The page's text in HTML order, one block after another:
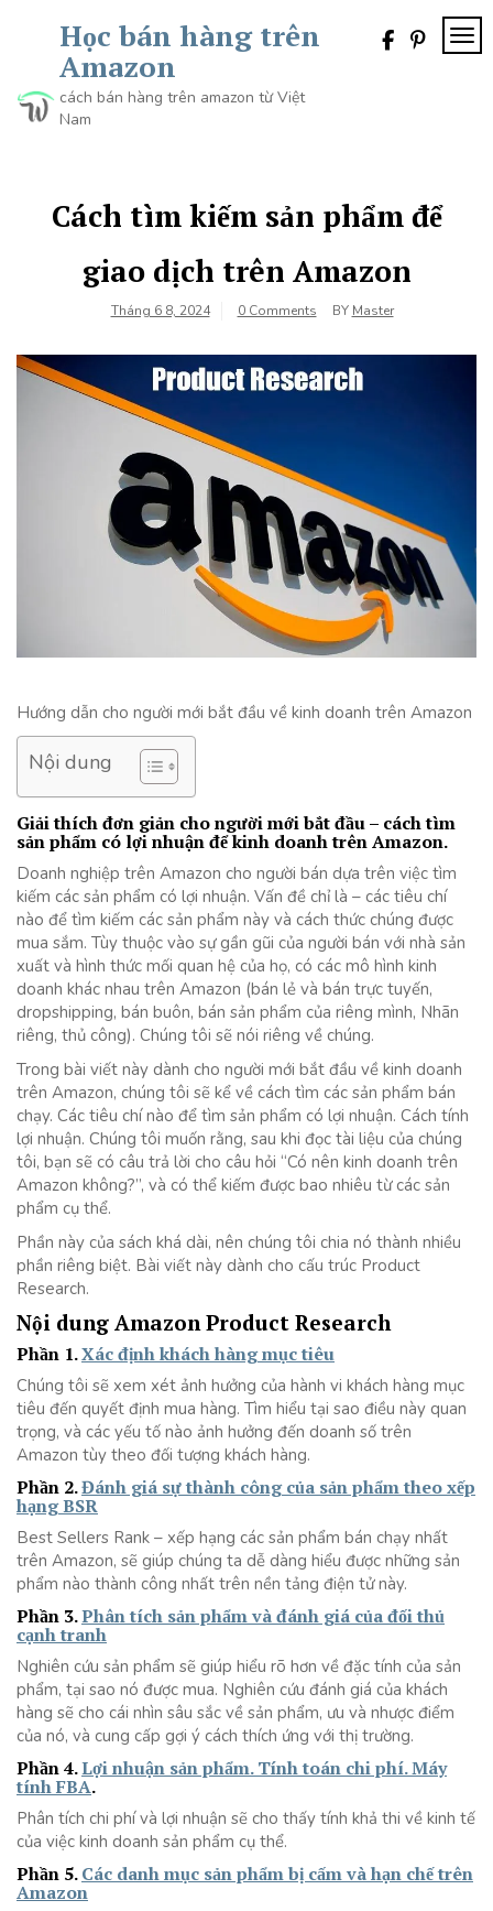
Học bán hàng trên
Amazon
cách bán hàng trên amazon từ Việt
Nam
Cách tìm kiếm sản phẩm để
giao dịch trên Amazon
Tháng 6 8, 2024 0 Comments BY Master
Hướng dẫn cho người mới bắt đầu về kinh doanh trên Amazon
Nội dung
Giải thích đơn giản cho người mới bắt đầu – cách tìm
sản phẩm có lợi nhuận để kinh doanh trên Amazon.
Doanh nghiệp trên Amazon cho người bán dựa trên việc tìm
kiếm các sản phẩm có lợi nhuận. Vấn đề chỉ là – các tiêu chí
nào để tìm kiếm các sản phẩm này và cách thức chúng được
mua sắm. Tùy thuộc vào sự gần gũi của người bán với nhà sản
xuất và hình thức mối quan hệ của họ, có các mô hình kinh
doanh khác nhau trên Amazon (bán lẻ và bán trực tuyến,
dropshipping, bán buôn, bán sản phẩm của riêng mình, Nhãn
riêng, thủ công). Chúng tôi sẽ nói riêng về chúng.
Trong bài viết này dành cho người mới bắt đầu về kinh doanh
trên Amazon, chúng tôi sẽ kể về cách tìm các sản phẩm bán
chạy. Các tiêu chí nào để tìm sản phẩm có lợi nhuận. Cách tính
lợi nhuận. Chúng tôi muốn rằng, sau khi đọc tài liệu của chúng
tôi, bạn sẽ có câu trả lời cho câu hỏi “Có nên kinh doanh trên
Amazon không?”, và có thể kiếm được bao nhiêu từ các sản
phẩm cụ thể.
Phần này của sách khá dài, nên chúng tôi chia nó thành nhiều
phần riêng biệt. Bài viết này dành cho cấu trúc Product
Research.
Nội dung Amazon Product Research
Phần 1.Xác định khách hàng mục tiêu
Chúng tôi sẽ xem xét ảnh hưởng của hành vi khách hàng mục
tiêu đến quyết định mua hàng. Tìm hiểu tại sao điều này quan
trọng, và các yếu tố nào ảnh hưởng đến doanh số trên
Amazon tùy theo đối tượng khách hàng.
Phần 2.Đánh giá sự thành công của sản phẩm theo xếp
hạng BSR
Best Sellers Rank – xếp hạng các sản phẩm bán chạy nhất
trên Amazon, sẽ giúp chúng ta dễ dàng hiểu được những sản
phẩm nào thành công nhất trên nền tảng điện tử này.
Phần 3.Phân tích sản phẩm và đánh giá của đối thủ
cạnh tranh
Nghiên cứu sản phẩm sẽ giúp hiểu rõ hơn về đặc tính của sản
phẩm, tại sao nó được mua. Nghiên cứu đánh giá của khách
hàng sẽ cho cái nhìn sâu sắc về sản phẩm, ưu và nhược điểm
của nó, và cung cấp gợi ý cách thích ứng với thị trường.
Phần 4.Lợi nhuận sản phẩm. Tính toán chi phí. Máy
tính FBA.
Phân tích chi phí và lợi nhuận sẽ cho thấy tính khả thi về kinh tế
của việc kinh doanh sản phẩm cụ thể.
Phần 5.Các danh mục sản phẩm bị cấm và hạn chế trên
Amazon